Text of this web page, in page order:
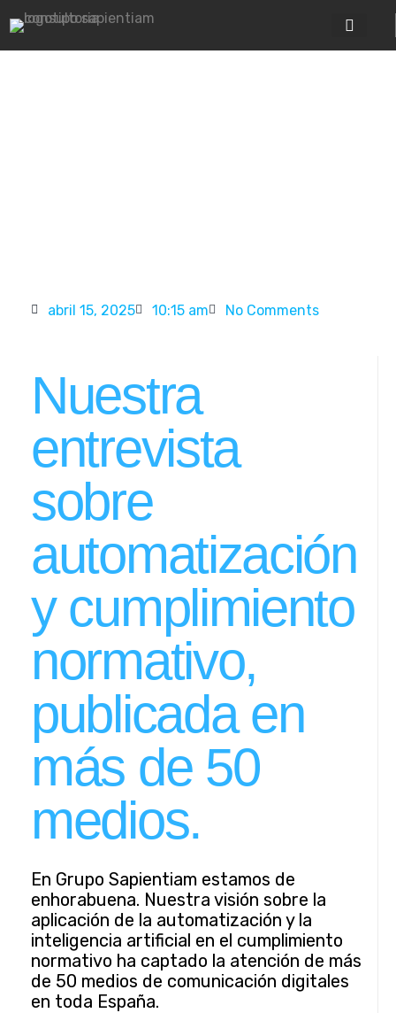
al
contenido
abril 15, 2025 10:15 am No Comments
Nuestra
entrevista
sobre
automatización
y cumplimiento
normativo,
publicada en
más de 50
medios.
En Grupo Sapientiam estamos de
enhorabuena. Nuestra visión sobre la
aplicación de la automatización y la
inteligencia artificial en el cumplimiento
normativo ha captado la atención de más
de 50 medios de comunicación digitales
en toda España.